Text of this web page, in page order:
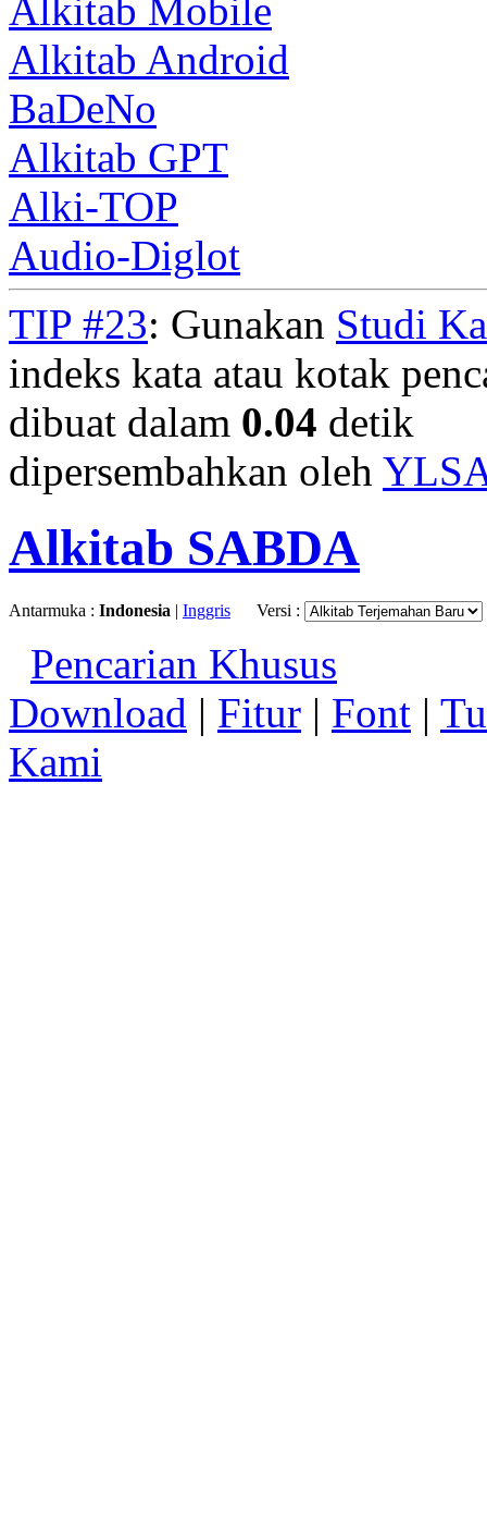
Alkitab Mobile
Alkitab Android
BaDeNo
Alkitab GPT
Alki-TOP
Audio-Diglot
TIP #23: Gunakan Studi
indeks kata atau kotak
dibuat dalam 0.04 detik
dipersembahkan oleh
Alkitab SABDA
Antarmuka : Indonesia | Inggris Versi :
Pencarian Khusus
Download | Fitur | Font |
Kami